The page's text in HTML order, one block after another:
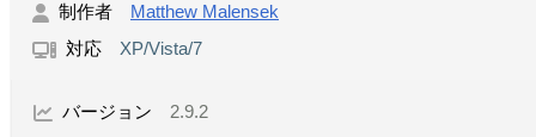
制作者 Matthew Malensek
対応 XP/Vista/7
バージョン 2.9.2